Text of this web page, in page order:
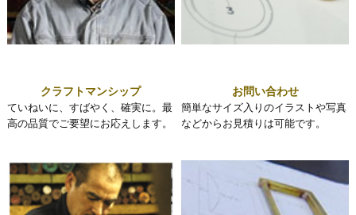
クラフトマンシップ
ていねいに、すばやく、確実に。最
高の品質でご要望にお応えします。
お問い合わせ
簡単なサイズ入りのイラストや写真
などからお見積りは可能です。